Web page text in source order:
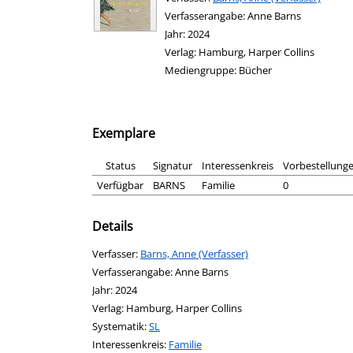
Verfasserangabe:Anne Barns
Jahr:2024
Verlag: Hamburg, Harper Collins
Mediengruppe: Bücher
Exemplare
Status Signatur Interessenkreis
Verfügbar
BARNS Familie 0
Details
Verfasser: Suche nach diesem Verfasser
Barns, Anne (Verfasser)
Verfasserangabe:Anne Barns
Jahr:2024
Verlag: Hamburg, Harper Collins
opens in new tab
Diesen Link in neuem Tab öffnen
Systematik:Suche nach dieser Systematik
SL
Interessenkreis: Suche nach diesem Interessenskreis
Familie